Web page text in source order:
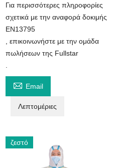
Για περισσότερες πληροφορίες
σχετικά με την αναφορά δοκιμής
EN13795
, επικοινωνήστε με την ομάδα
πωλήσεων της Fullstar
 Email
Λεπτομέριες
ζεστό